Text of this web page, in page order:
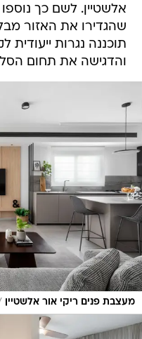
אלשטיין. לשם כך נוספו
שהגדירו את האזור
תוכננה נגרות ייעודית
והדגישה את תחום
מעצבת פנים ריקי אור אלשטיין